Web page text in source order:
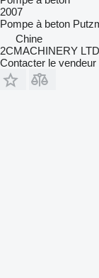
2007
Pompe à beton
Chine
2CMACHINERY LTD
Contacter le vendeur